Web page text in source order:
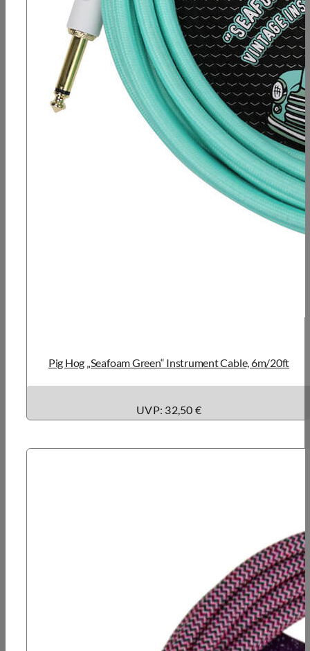
Pig Hog „Seafoam Green“ Instrument Cable, 6m/20ft
UVP: 32,50 €